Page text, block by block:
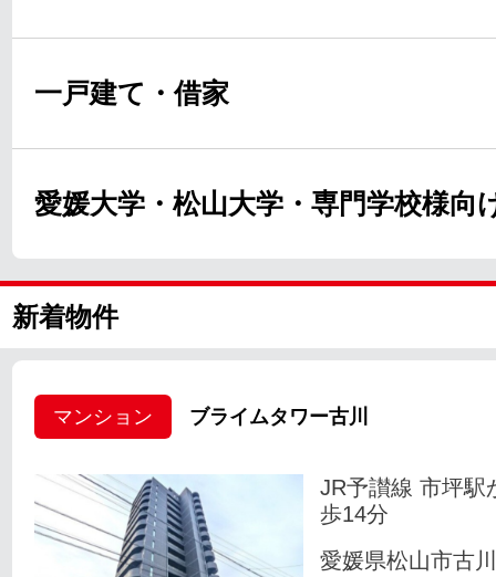
一戸建て・借家
愛媛大学・松山大学・専門学校様向
新着物件
マンション ブライムタワー古川
JR予讃線 市坪駅
歩14分
愛媛県松山市古